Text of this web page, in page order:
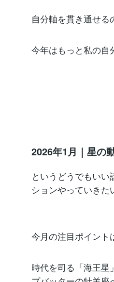
自分軸を貫き通せる
今年はもっと私の自
2026年1月｜星の
というどうでもい
ションやっていきた
今月の注目ポイント
時代を司る「海王星